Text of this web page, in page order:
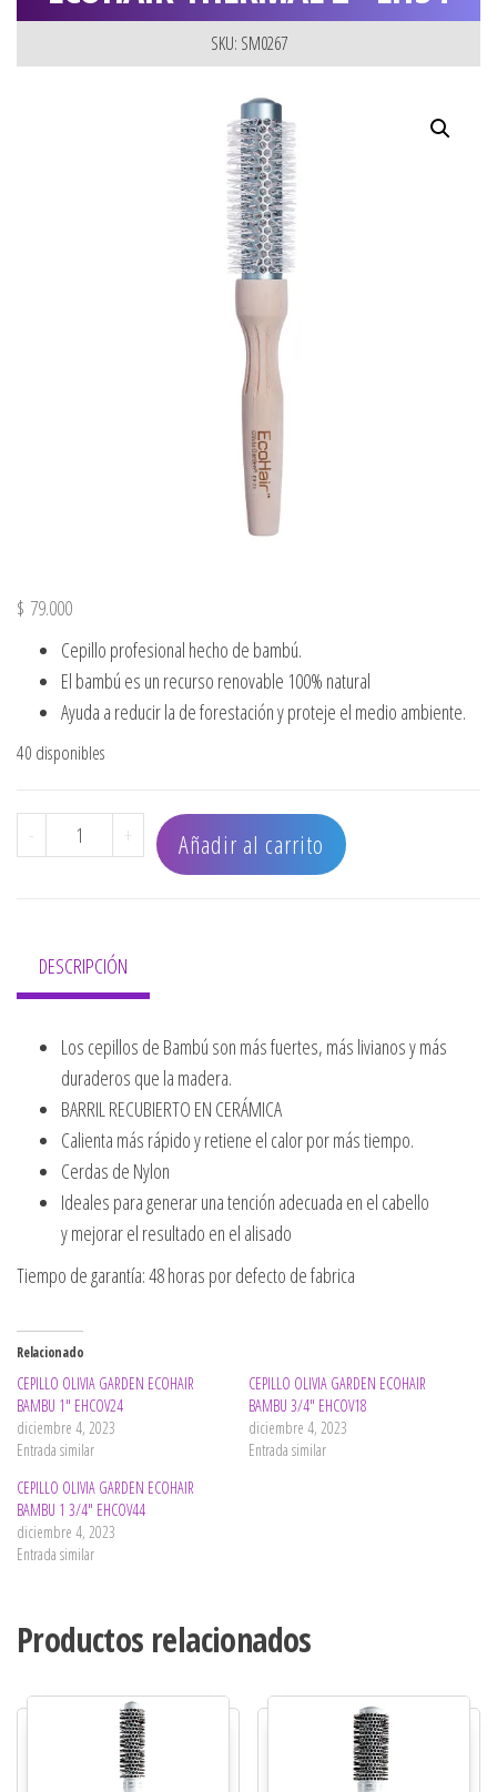
SKU: SM0267
$ 79.000
Cepillo profesional hecho de bambú.
El bambú es un recurso renovable 100% natural
Ayuda a reducir la de forestación y proteje el medio ambiente.
40 disponibles
- CEPILLO OLIVIA GARDEN ECOHAIR THERMAL 2" EH54
+ Añadir al carrito
DESCRIPCIÓN
Los cepillos de Bambú son más fuertes, más livianos y más
duraderos que la madera.
BARRIL RECUBIERTO EN CERÁMICA
Calienta más rápido y retiene el calor por más tiempo.
Cerdas de Nylon
Ideales para generar una tención adecuada en el cabello
y mejorar el resultado en el alisado
Tiempo de garantía: 48 horas por defecto de fabrica
Relacionado
CEPILLO OLIVIA GARDEN ECOHAIR
BAMBU 1″ EHCOV24
diciembre 4, 2023
Entrada similar
CEPILLO OLIVIA GARDEN ECOHAIR
BAMBU 3/4″ EHCOV18
diciembre 4, 2023
Entrada similar
CEPILLO OLIVIA GARDEN ECOHAIR
BAMBU 1 3/4″ EHCOV44
diciembre 4, 2023
Entrada similar
Productos relacionados